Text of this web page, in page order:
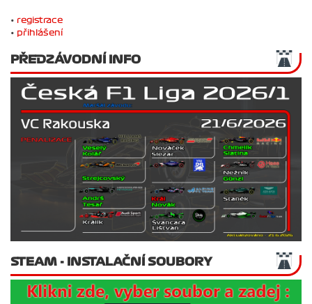
• registrace
• přihlášení
PŘEDZÁVODNÍ INFO
STEAM - INSTALAČNÍ SOUBORY